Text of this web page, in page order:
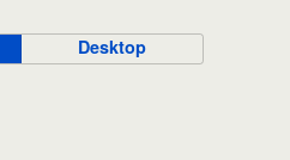
Desktop